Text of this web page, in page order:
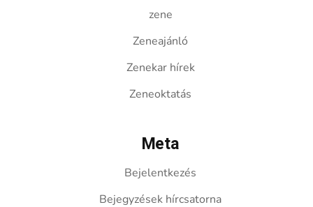
zene
Zeneajánló
Zenekar hírek
Zeneoktatás
Meta
Bejelentkezés
Bejegyzések hírcsatorna